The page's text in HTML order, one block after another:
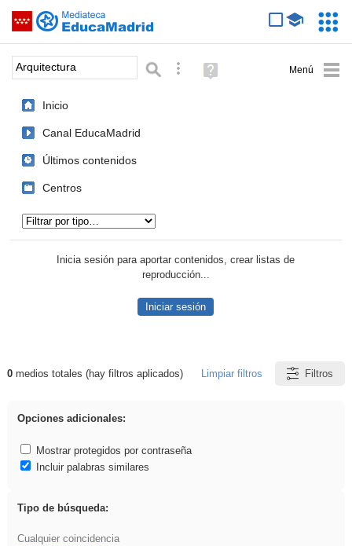
Saltar navegación
Palabra o frase: Búsqueda avanzada
Ayuda
(en
Inicio
Canal EducaMadrid
Últimos contenidos
Centros
Inicia sesión para aportar contenidos, crear listas de
reproducción...
Iniciar sesión
Resultados de: Arquitectura
0medios totales (hay filtros aplicados) Limpiar filtros Filtros
Opciones adicionales:
Mostrar protegidos por contraseña
Incluir palabras similares
Tipo de búsqueda:
Cualquier coincidencia